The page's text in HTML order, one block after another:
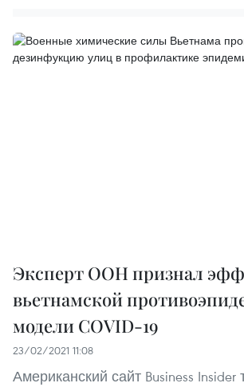
Эксперт ООН признал
вьетнамской
модели COVID-19
23/02/2021 11:08
Американский сайт Business Insider